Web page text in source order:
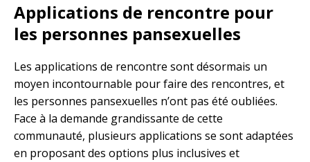
Applications de rencontre pour
les personnes pansexuelles
Les applications de rencontre sont désormais un
moyen incontournable pour faire des rencontres, et
les personnes pansexuelles n’ont pas été oubliées.
Face à la demande grandissante de cette
communauté, plusieurs applications se sont adaptées
en proposant des options plus inclusives et